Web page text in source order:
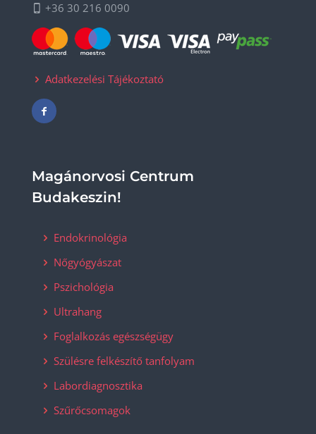
+36 30 216 0090
Adatkezelési Tájékoztató
Magánorvosi Centrum
Budakeszin!
Endokrinológia
Nőgyógyászat
Pszichológia
Ultrahang
Foglalkozás egészségügy
Szülésre felkészítő tanfolyam
Labordiagnosztika
Szűrőcsomagok